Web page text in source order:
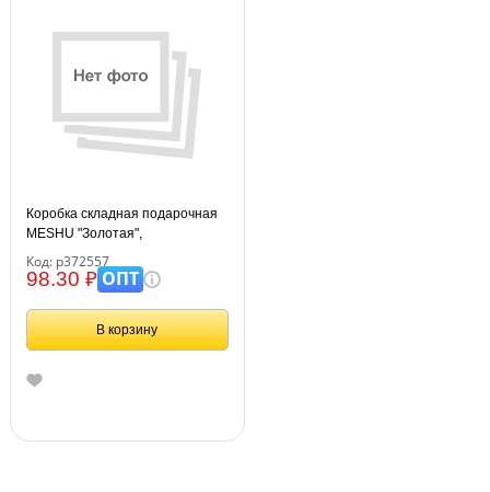
Коробка складная подарочная
MESHU "Золотая",
Код: р372557
98.30 ₽ОПТ
В корзину